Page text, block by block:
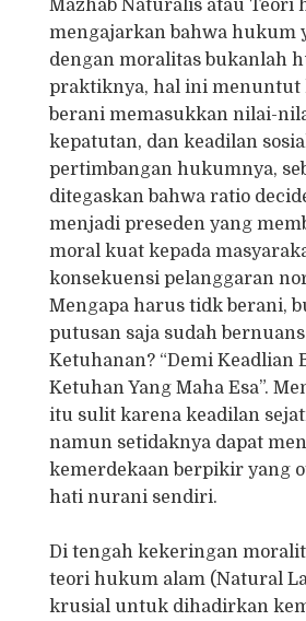
Mazhab Naturalis atau Teori
mengajarkan bahwa hukum
dengan moralitas bukanlah
praktiknya, hal ini
berani memasukkan nilai-
kepatutan, dan keadilan
pertimbangan hukumnya,
ditegaskan bahwa ratio
menjadi preseden yang
moral kuat kepada
konsekuensi pelanggaran
Mengapa harus tidk berani,
putusan saja sudah
Ketuhanan? “Demi Keadlian
Ketuhan Yang Maha Esa”.
itu sulit karena keadilan
namun setidaknya dapat
kemerdekaan berpikir yang
hati nurani sendiri.
Di tengah kekeringan
teori hukum alam (Natural
krusial untuk dihadirkan